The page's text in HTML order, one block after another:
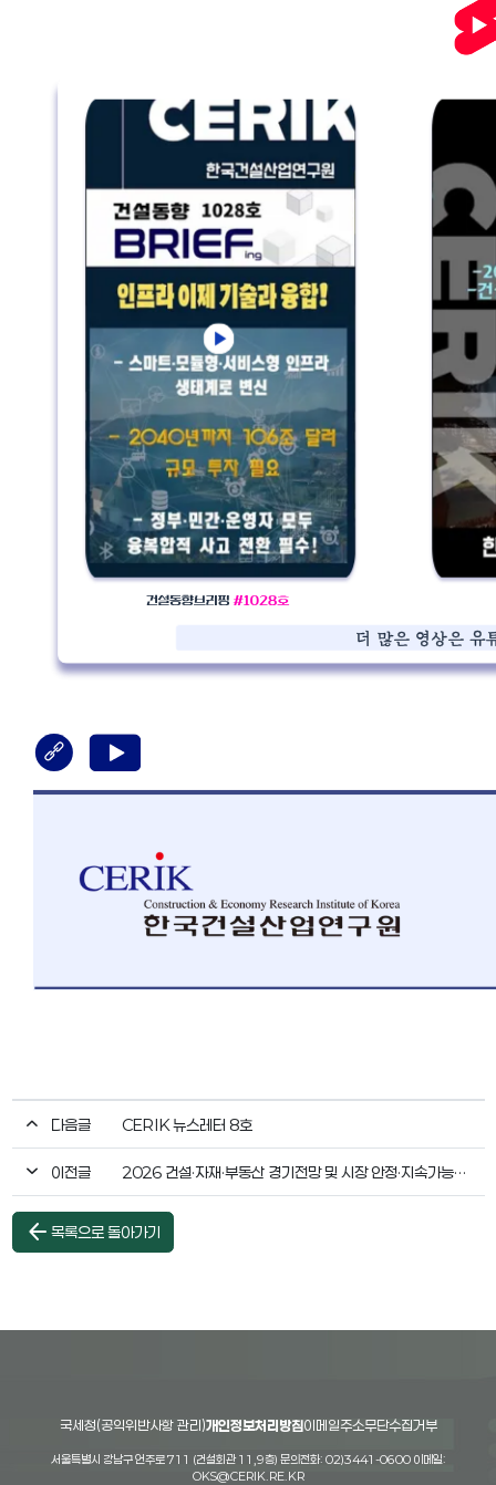
다음글 CERIK 뉴스레터 8호
이전글 2026 건설·자재·부동산 경기전망 및 시장 안정·지속가능성 확보 세미나
arrow_back 목록으로 돌아가기
국세청(공익위반사항 관리)개인정보처리방침이메일주소무단수집거부
서울특별시 강남구 언주로 711 (건설회관 11,9층) 문의전화: 02)3441-0600 이메일:
OKS@CERIK.RE.KR